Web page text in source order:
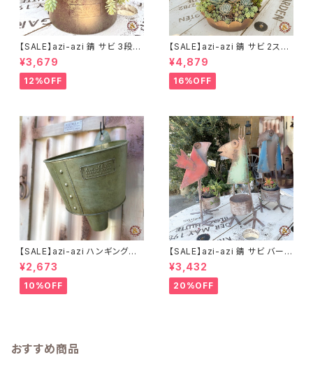
【SALE】azi-azi 錆 サビ 3段シ
ャビー プランター
¥3,679
12%OFF
【SALE】azi-azi 錆 サビ 2ステ
ップ プランター
¥4,879
16%OFF
【SALE】azi-azi ハンギングブ
リキ漏斗プランターB
¥2,673
10%OFF
【SALE】azi-azi 錆 サビ バード
メタルプランター
¥3,432
20%OFF
おすすめ商品